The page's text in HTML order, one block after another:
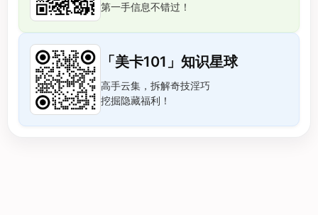
第一手信息不错过！
「美卡101」知识星球
高手云集，拆解奇技淫巧
挖掘隐藏福利！